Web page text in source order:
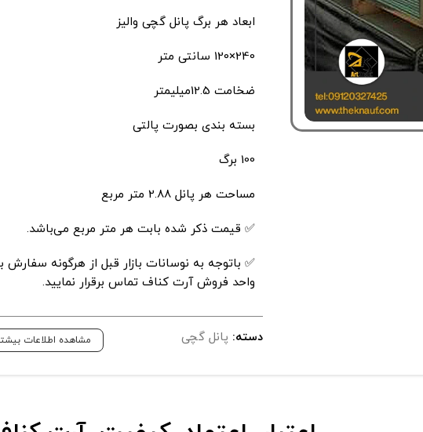
ابعاد هر برگ پانل گچی والیز
240×120 سانتی متر
ضخامت 12.5میلیمتر
بسته بندی بصورت پالتی
100 برگ
مساحت هر پانل 2.88 متر مربع
✅ قیمت ذکر شده بابت هر متر مربع می‌باشد.
✅ باتوجه به نوسانات بازار قبل از هرگونه سفارش
واحد فروش آرت کناف تماس برقرار نمایید.
دسته: پانل گچی مشاهده اطلاعات